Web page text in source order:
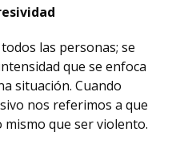
las personas; se
que se enfoca
situación. Cuando
nos referimos a que
que ser violento.